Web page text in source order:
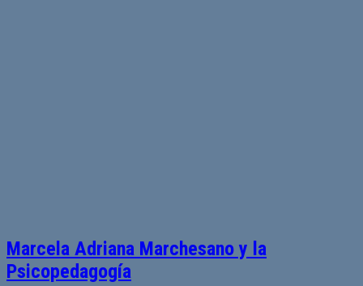
Marcela Adriana Marchesano y la
Psicopedagogía